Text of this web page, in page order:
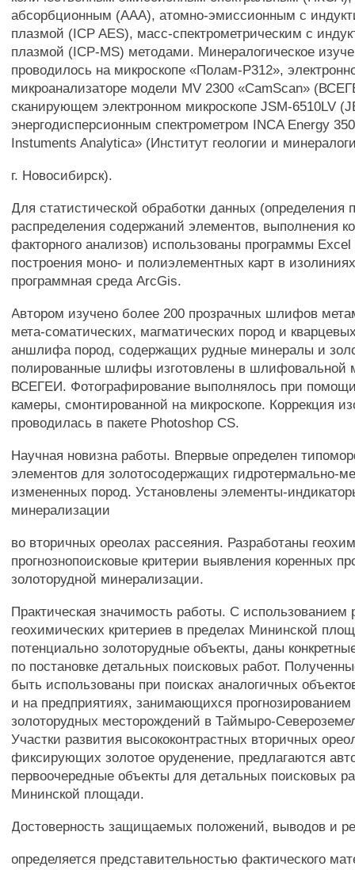
абсорбционным (ААА), атомно-эмиссионным с
плазмой (ICP AES), масс-спектрометрическим с
плазмой (ICP-MS) методами. Минералогическое
проводилось на микроскопе «Полам-Р312»,
микроанализаторе модели MV 2300 «CamScan»
сканирующем электронном микроскопе JSM-6510LV
энергодисперсионным спектрометром INCA Energy
Instuments Analytica» (Институт геологии и
г. Новосибирск).
Для статистической обработки данных (определения
распределения содержаний элементов, выполнения
факторного анализов) использованы программы
построения моно- и полиэлементных карт в
программная среда ArcGis.
Автором изучено более 200 прозрачных шлифов
мета-соматических, магматических пород и
аншлифа пород, содержащих рудные минералы и
полированные шлифы изготовлены в шлифовальной
ВСЕГЕИ. Фотографирование выполнялось при
камеры, смонтированной на микроскопе. Коррекция
проводилась в пакете Photoshop CS.
Научная новизна работы. Впервые определен
элементов для золотосодержащих гидротермально-
измененных пород. Установлены элементы-
минерализации
во вторичных ореолах рассеяния. Разработаны
прогнознопоисковые критерии выявления коренных
золоторудной минерализации.
Практическая значимость работы. С использованием
геохимических критериев в пределах Мининской
потенциально золоторудные объекты, даны
по постановке детальных поисковых работ.
быть использованы при поисках аналогичных
и на предприятиях, занимающихся
золоторудных месторождений в Таймыро-
Участки развития высококонтрастных вторичных
фиксирующих золотое оруденение, предлагаются
первоочередные объекты для детальных поисковых
Мининской площади.
Достоверность защищаемых положений, выводов и
определяется представительностью фактического